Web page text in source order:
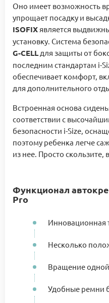
Оно имеет возможность
упрощает посадку и
ISOFIX является
установку. Система
G-CELLдля защиты от
последним стандартам i-
обеспечивает комфорт,
для дополнительного
Встроенная основа
соответствии с
безопасности i-Size,
поэтому ребенка легче
из нее. Просто скользите,
Функционал
Pro
Инновационная
Несколько
Вращение одной
Удобные ремни